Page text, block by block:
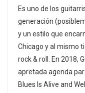
Es uno de los
generación
y un estilo que
Chicago y al mismo
rock & roll. En 2018,
apretada agenda
Blues Is Alive and